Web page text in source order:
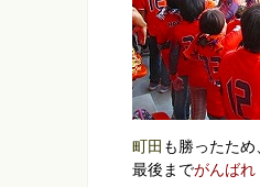
町田 も勝ったた
最後までがんばれ